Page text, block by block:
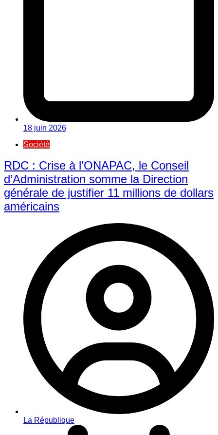
18 juin 2026
Société
RDC : Crise à l’ONAPAC, le Conseil
d’Administration somme la Direction
générale de justifier 11 millions de dollars
américains
La République